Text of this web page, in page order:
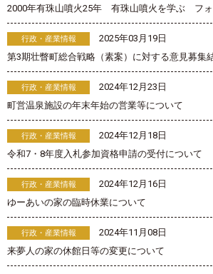
2000年有珠山噴火25年 有珠山噴火を学ぶ フォ
行政・産業情報
2025年03月19日
第3期壮瞥町総合戦略（素案）に対する意見募集
行政・産業情報
2024年12月23日
町営温泉施設の年末年始の営業等について
行政・産業情報
2024年12月18日
令和7・8年度入札参加資格申請の受付について
行政・産業情報
2024年12月16日
ゆーあいの家の臨時休業について
行政・産業情報
2024年11月08日
来夢人の家の休館日等の変更について